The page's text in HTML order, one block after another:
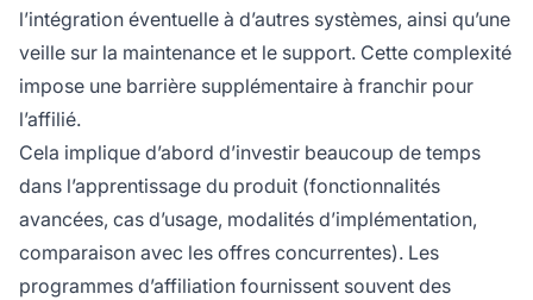
l’intégration éventuelle à d’autres systèmes, ainsi qu’une
veille sur la maintenance et le support. Cette complexité
impose une barrière supplémentaire à franchir pour
l’affilié.
Cela implique d’abord d’investir beaucoup de temps
dans l’apprentissage du produit (fonctionnalités
avancées, cas d’usage, modalités d’implémentation,
comparaison avec les offres concurrentes). Les
programmes d’affiliation fournissent souvent des